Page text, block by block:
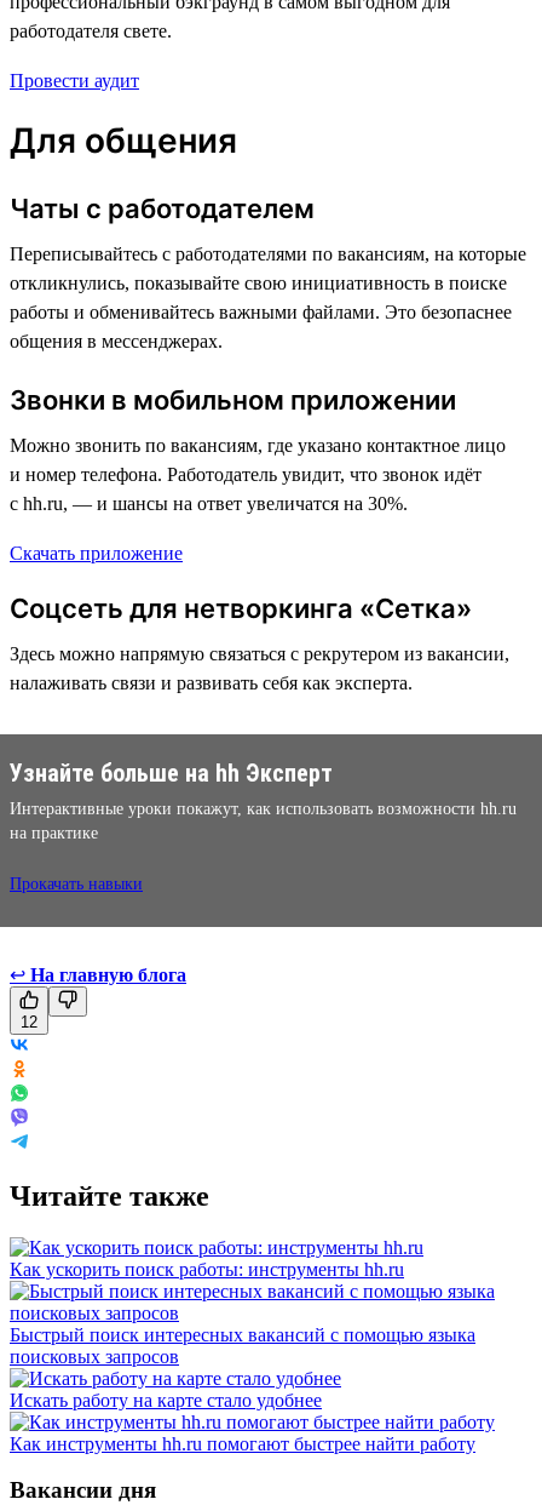
работодателя свете.
Провести аудит
Для общения
Чаты с работодателем
Переписывайтесь с работодателями по вакансиям, на которые
откликнулись, показывайте свою инициативность в поиске
работы и обменивайтесь важными файлами. Это безопаснее
общения в мессенджерах.
Звонки в мобильном приложении
Можно звонить по вакансиям, где указано контактное лицо
и номер телефона. Работодатель увидит, что звонок идёт
с hh.ru, — и шансы на ответ увеличатся на 30%.
Скачать приложение
Соцсеть для нетворкинга «Сетка»
Здесь можно напрямую связаться с рекрутером из вакансии,
налаживать связи и развивать себя как эксперта.
Узнайте больше на hh Эксперт
Интерактивные уроки покажут, как использовать возможности hh.ru
на практике
Прокачать навыки
↩ На главную блога
12
Читайте также
Как ускорить поиск работы: инструменты hh.ru
Быстрый поиск интересных вакансий с помощью языка
поисковых запросов
Искать работу на карте стало удобнее
Как инструменты hh.ru помогают быстрее найти работу
Вакансии дня